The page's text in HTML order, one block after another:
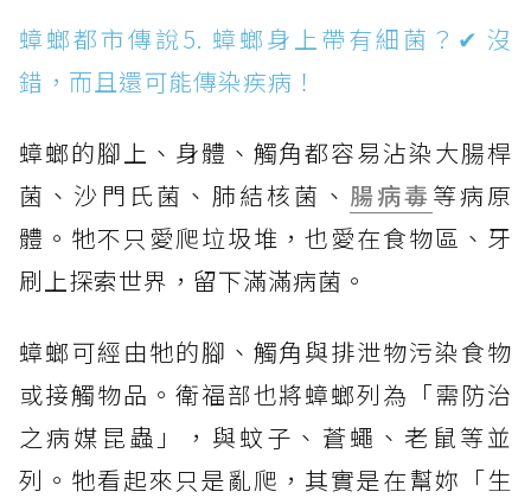
蟑螂都市傳說5. 蟑螂身上帶有細菌？✔ 沒
錯，而且還可能傳染疾病！
蟑螂的腳上、身體、觸角都容易沾染大腸桿
菌、沙門氏菌、肺結核菌、 腸病毒 等病原
體。牠不只愛爬垃圾堆，也愛在食物區、牙
刷上探索世界，留下滿滿病菌。
蟑螂可經由牠的腳、觸角與排泄物污染食物
或接觸物品。衛福部也將蟑螂列為「需防治
之病媒昆蟲」，與蚊子、蒼蠅、老鼠等並
列。牠看起來只是亂爬，其實是在幫妳「生